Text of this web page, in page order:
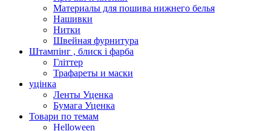
Материалы для пошива нижнего белья
Нашивки
Нитки
Швейная фурнитура
Штампінг , блиск і фарба
Гліттер
Трафареты и маски
уцінка
Ленты Уценка
Бумага Уценка
Товари по темам
Helloween